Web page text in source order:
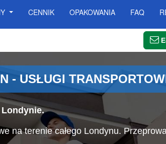
CENNIK OPAKOWANIA FAQ
- USŁUGI
na terenie całego Londynu.